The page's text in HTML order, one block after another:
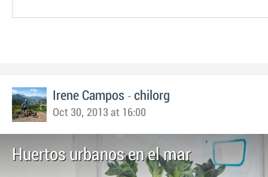
Irene Campos - chilorg
Oct 30, 2013 at 16:00
Huertos urbanos en el mar